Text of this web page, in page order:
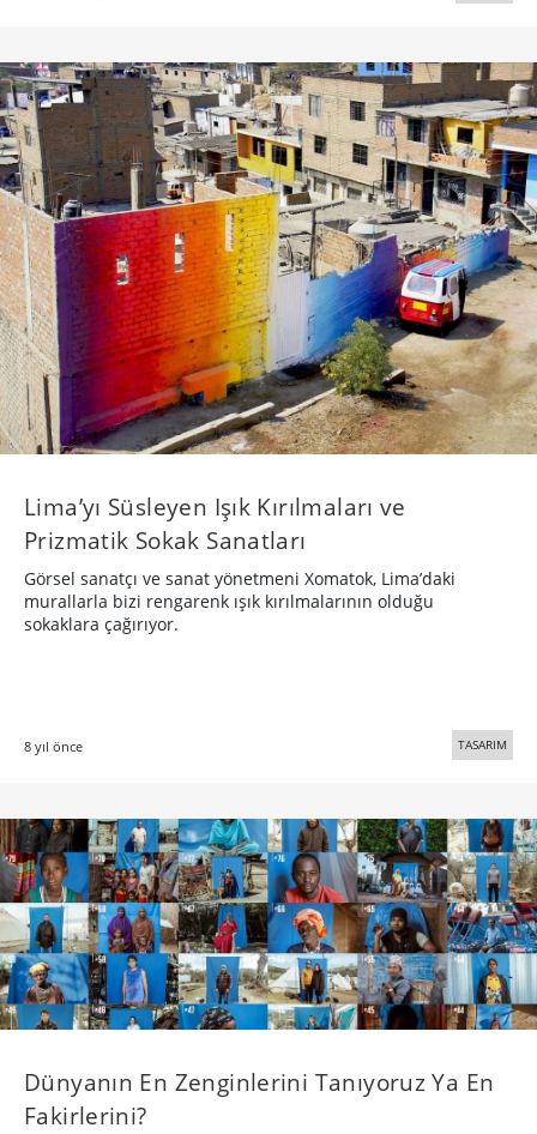
Lima’yı Süsleyen Işık Kırılmaları ve
Prizmatik Sokak Sanatları
Görsel sanatçı ve sanat yönetmeni Xomatok, Lima’daki
murallarla bizi rengarenk ışık kırılmalarının olduğu
sokaklara çağırıyor.
8 yıl önce TASARIM
Dünyanın En Zenginlerini Tanıyoruz Ya En
Fakirlerini?